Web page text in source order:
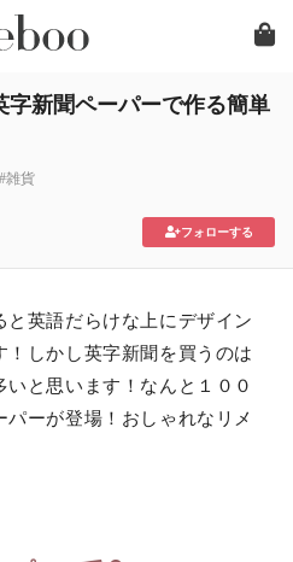
字新聞ペーパーで作る簡単
#雑貨
フォローする
英語だらけな上にデザイン
！しかし英字新聞を買うのは
と思います！なんと１００
ーが登場！おしゃれなリメ